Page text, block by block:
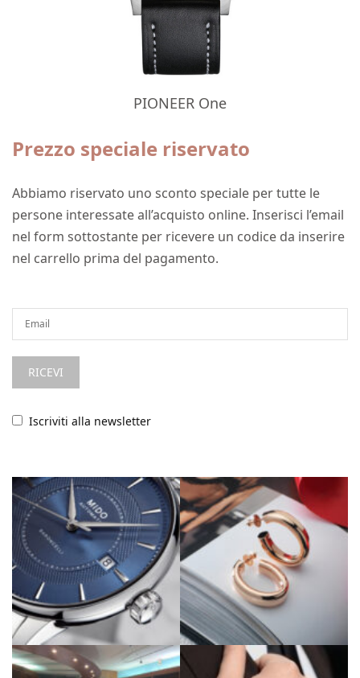
PIONEER One
Prezzo speciale riservato
Abbiamo riservato uno sconto speciale per tutte le
persone interessate all’acquisto online. Inserisci l’email
nel form sottostante per ricevere un codice da inserire
nel carrello prima del pagamento.
Iscriviti alla newsletter